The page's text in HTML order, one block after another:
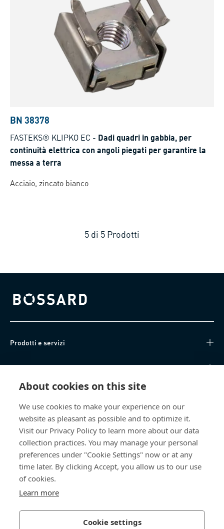
About cookies on this site
We use cookies to make your experience on our
website as pleasant as possible and to optimize it.
Visit our Privacy Policy to learn more about our data
collection practices. You may manage your personal
preferences under "Cookie Settings" now or at any
time later. By clicking Accept, you allow us to our use
of cookies.
Learn more
Cookie settings
BN 38378
FASTEKS® KLIPKO EC - Dadi quadri in gabbia, per
continuità elettrica con angoli piegati per garantire la
messa a terra
Acciaio, zincato bianco
5 di 5 Prodotti
Bossard homepage
Prodotti e servizi
Knowledge Hub
Chi siamo
Bossard Italia
Via Salvatore Quasimodo, 12/14
20025 Legnano (MI)
Informativa sulla privacy